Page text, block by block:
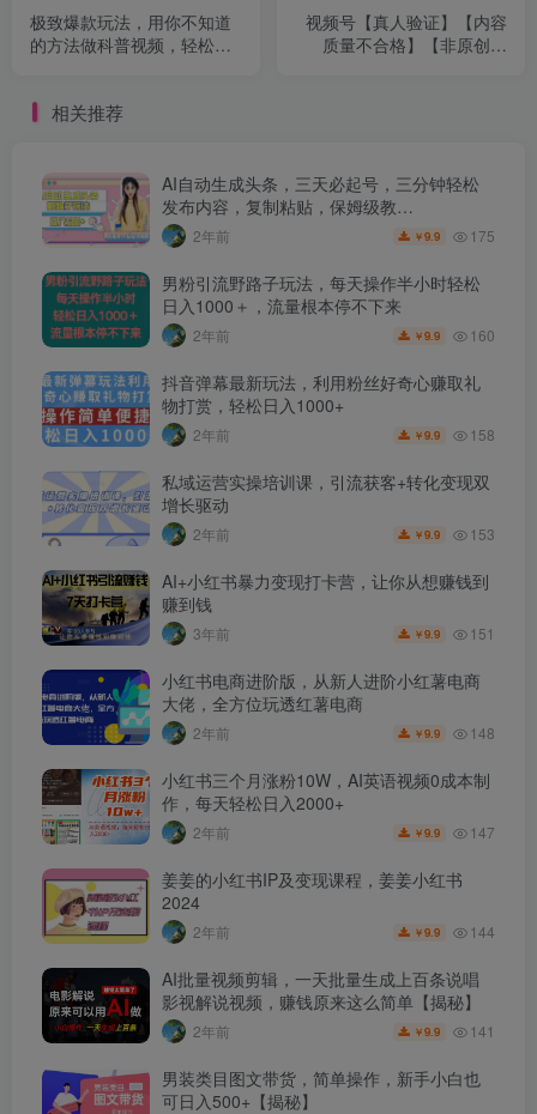
极致爆款玩法，用你不知道
的方法做科普视频，轻松实
视频号【真人验证】【内容
质量不合格】【非原创内
相关推荐
AI自动生成头条，三天必起号，三分钟轻松
发布内容，复制粘贴，保姆级教…
2年前 ￥9.9 175
男粉引流野路子玩法，每天操作半小时轻松
日入1000＋，流量根本停不下来
2年前 ￥9.9 160
抖音弹幕最新玩法，利用粉丝好奇心赚取礼
物打赏，轻松日入1000+
2年前 ￥9.9 158
私域运营实操培训课，引流获客+转化变现双
增长驱动
2年前 ￥9.9 153
AI+小红书暴力变现打卡营，让你从想赚钱到
赚到钱
3年前 ￥9.9 151
小红书电商进阶版，从新人进阶小红薯电商
大佬，全方位玩透红薯电商
2年前 ￥9.9 148
小红书三个月涨粉10W，AI英语视频0成本制
作，每天轻松日入2000+
2年前 ￥9.9 147
姜姜的小红书IP及变现课程，姜姜小红书
2024
2年前 ￥9.9 144
AI批量视频剪辑，一天批量生成上百条说唱
影视解说视频，赚钱原来这么简单【揭秘】
2年前 ￥9.9 141
男装类目图文带货，简单操作，新手小白也
可日入500+【揭秘】